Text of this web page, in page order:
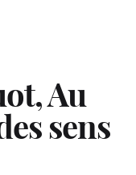
Au
sens